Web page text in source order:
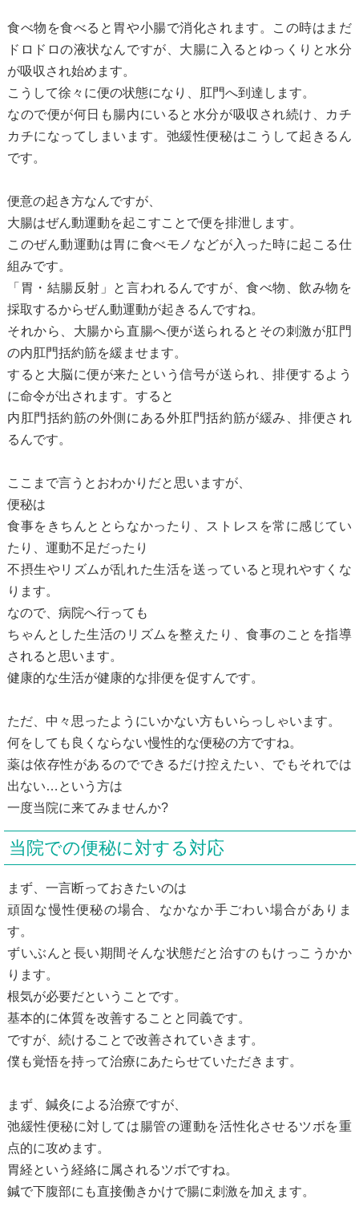
食べ物を食べると胃や小腸で消化されます。この時はまだ
ドロドロの液状なんですが、大腸に入るとゆっくりと水分
が吸収され始めます。
こうして徐々に便の状態になり、肛門へ到達します。
なので便が何日も腸内にいると水分が吸収され続け、カチ
カチになってしまいます。弛緩性便秘はこうして起きるん
です。
便意の起き方なんですが、
大腸はぜん動運動を起こすことで便を排泄します。
このぜん動運動は胃に食べモノなどが入った時に起こる仕
組みです。
「胃・結腸反射」と言われるんですが、食べ物、飲み物を
採取するからぜん動運動が起きるんですね。
それから、大腸から直腸へ便が送られるとその刺激が肛門
の内肛門括約筋を緩ませます。
すると大脳に便が来たという信号が送られ、排便するよう
に命令が出されます。すると
内肛門括約筋の外側にある外肛門括約筋が緩み、排便され
るんです。
ここまで言うとおわかりだと思いますが、
便秘は
食事をきちんととらなかったり、ストレスを常に感じてい
たり、運動不足だったり
不摂生やリズムが乱れた生活を送っていると現れやすくな
ります。
なので、病院へ行っても
ちゃんとした生活のリズムを整えたり、食事のことを指導
されると思います。
健康的な生活が健康的な排便を促すんです。
ただ、中々思ったようにいかない方もいらっしゃいます。
何をしても良くならない慢性的な便秘の方ですね。
薬は依存性があるのでできるだけ控えたい、でもそれでは
出ない…という方は
一度当院に来てみませんか?
当院での便秘に対する対応
まず、一言断っておきたいのは
頑固な慢性便秘の場合、なかなか手ごわい場合がありま
す。
ずいぶんと長い期間そんな状態だと治すのもけっこうかか
ります。
根気が必要だということです。
基本的に体質を改善することと同義です。
ですが、続けることで改善されていきます。
僕も覚悟を持って治療にあたらせていただきます。
まず、鍼灸による治療ですが、
弛緩性便秘に対しては腸管の運動を活性化させるツボを重
点的に攻めます。
胃経という経絡に属されるツボですね。
鍼で下腹部にも直接働きかけで腸に刺激を加えます。